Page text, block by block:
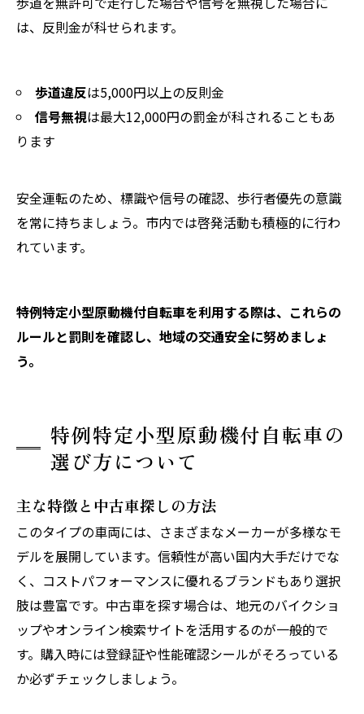
は、反則金が科せられます。
歩道違反は5,000円以上の反則金
信号無視は最大12,000円の罰金が科されることもあ
ります
安全運転のため、標識や信号の確認、歩行者優先の意識
を常に持ちましょう。市内では啓発活動も積極的に行わ
れています。
特例特定小型原動機付自転車を利用する際は、これらの
ルールと罰則を確認し、地域の交通安全に努めましょ
う。
特例特定小型原動機付自転車の
選び方について
主な特徴と中古車探しの方法
このタイプの車両には、さまざまなメーカーが多様なモ
デルを展開しています。信頼性が高い国内大手だけでな
く、コストパフォーマンスに優れるブランドもあり選択
肢は豊富です。中古車を探す場合は、地元のバイクショ
ップやオンライン検索サイトを活用するのが一般的で
す。購入時には登録証や性能確認シールがそろっている
か必ずチェックしましょう。